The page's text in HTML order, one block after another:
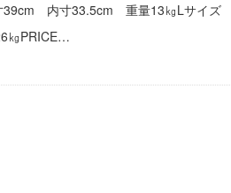
内寸33.5cm 重量13㎏Lサイズ
PRICE…